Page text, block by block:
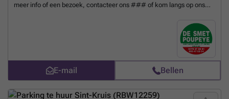
meer info of een bezoek, contacteer ons ### of kom langs op ons
Meer weten?
E-mail Bellen